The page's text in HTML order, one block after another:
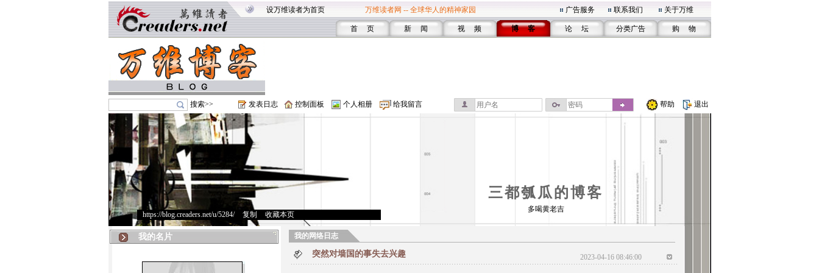
设万维读者为首页 万维读者网 -- 全球华人的精神家园 广告服务 联系我们 关于万维
首 页 新 闻 视 频 博 客 论 坛 分类广告 购 物
搜索>> 发表日志 控制面板 个人相册 给我留言 帮助 退出
三都瓠瓜的博客
https://blog.creaders.net/u/5284/> 复制 收藏本页
多喝黄老吉
我的名片 我的网络日志
突然对墙国的事失去兴趣 2023-04-16 08:46:00